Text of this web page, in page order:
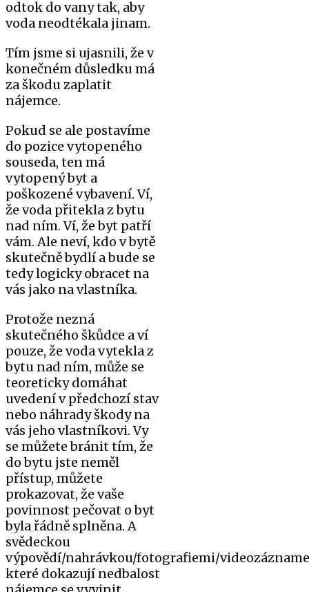
odtok do vany tak, aby
voda neodtékala jinam.
Tím jsme si ujasnili, že v
konečném důsledku má
za škodu zaplatit
nájemce.
Pokud se ale postavíme
do pozice vytopeného
souseda, ten má
vytopený byt a
poškozené vybavení. Ví,
že voda přitekla z bytu
nad ním. Ví, že byt patří
vám. Ale neví, kdo v bytě
skutečně bydlí a bude se
tedy logicky obracet na
vás jako na vlastníka.
Protože nezná
skutečného škůdce a ví
pouze, že voda vytekla z
bytu nad ním, může se
teoreticky domáhat
uvedení v předchozí stav
nebo náhrady škody na
vás jeho vlastníkovi. Vy
se můžete bránit tím, že
do bytu jste neměl
přístup, můžete
prokazovat, že vaše
povinnost pečovat o byt
byla řádně splněna. A
svědeckou
výpovědí/nahrávkou/fotografiemi/
které dokazují nedbalost